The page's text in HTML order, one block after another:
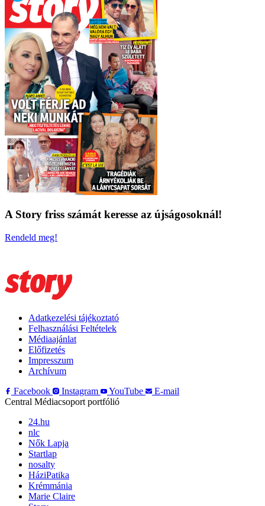
A Story friss számát keresse az újságosoknál!
Rendeld meg!
Adatkezelési tájékoztató
Felhasználási Feltételek
Médiaajánlat
Előfizetés
Impresszum
Archívum
Facebook
Instagram YouTube
E-mail
Central Médiacsoport portfólió
24.hu
nlc
Nők Lapja
Startlap
nosalty
HáziPatika
Krémmánia
Marie Claire